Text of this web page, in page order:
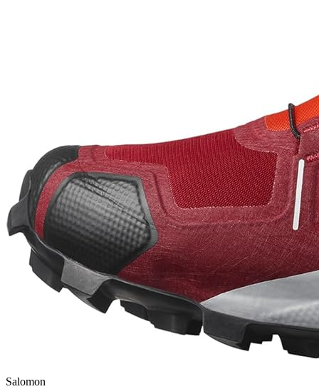
Salomon